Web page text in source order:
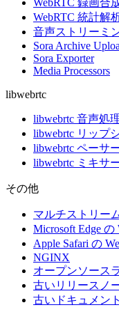
WebRTC 録画合
WebRTC 統計解
音声ストリーミ
Sora Archive
Sora Exporter
Media Processors
libwebrtc
libwebrtc 音声処
libwebrtc リップ
libwebrtc ペーサ
libwebrtc ミキサ
その他
マルチストリー
Microsoft Edge の
Apple Safari の
NGINX
オープンソース
古いリリースノ
古いドキュメント